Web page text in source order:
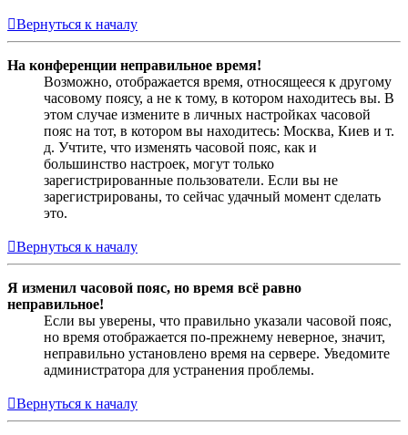
Вернуться к началу
На конференции неправильное время!
Возможно, отображается время, относящееся к другому
часовому поясу, а не к тому, в котором находитесь вы. В
этом случае измените в личных настройках часовой
пояс на тот, в котором вы находитесь: Москва, Киев и т.
д. Учтите, что изменять часовой пояс, как и
большинство настроек, могут только
зарегистрированные пользователи. Если вы не
зарегистрированы, то сейчас удачный момент сделать
это.
Вернуться к началу
Я изменил часовой пояс, но время всё равно
неправильное!
Если вы уверены, что правильно указали часовой пояс,
но время отображается по-прежнему неверное, значит,
неправильно установлено время на сервере. Уведомите
администратора для устранения проблемы.
Вернуться к началу